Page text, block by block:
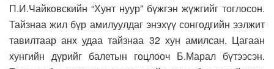
П.И.Чайковскийн “Хунт нуур” бүжгэн жүжгийг тоглосон.
Тайзнаа жил бүр амилуулдаг энэхүү сонгодгийн ээлжит
тавилтаар анх удаа тайзнаа 32 хун амилсан. Цагаан
хунгийн дүрийг балетын гоцлооч Б.Марал бүтээсэн.